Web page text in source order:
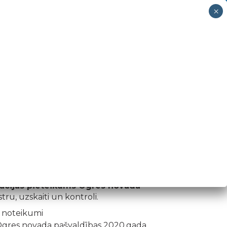
vai ciemā, vietējā pašvaldībā obligāti ir
prasībām. Šie noteikumi neattiecas
pieteikums Ogres novada
uzskaiti un kontroli.
noteikumi